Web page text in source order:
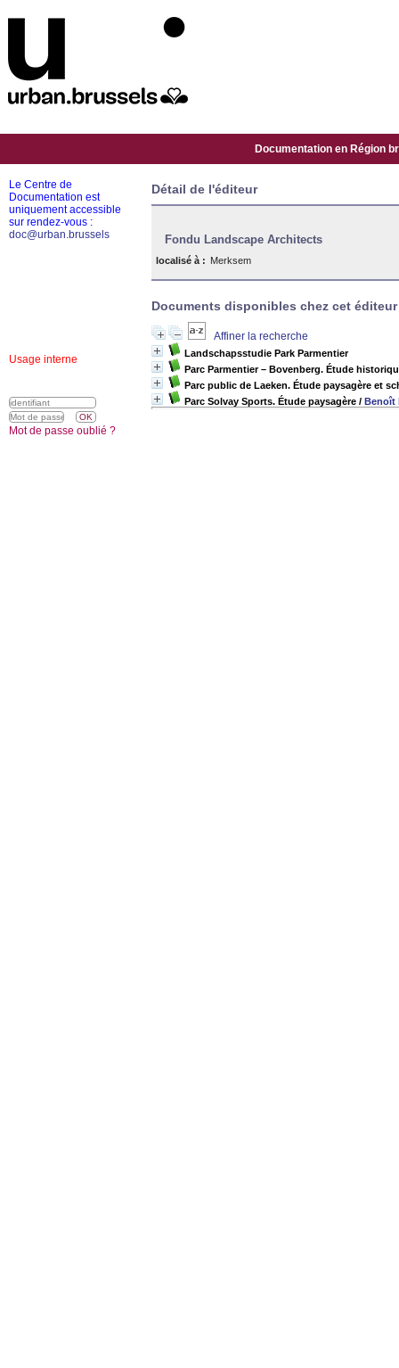
Documentation en Région
Détail de l'éditeur
Fondu Landscape Architects
localisé à : Merksem
Documents disponibles chez cet éditeur
Affiner la recherche
Landschapsstudie Park Parmentier
Parc Parmentier – Bovenberg. Étude
Parc public de Laeken. Étude paysagère et
Parc Solvay Sports. Étude paysagère / Benoît
Le Centre de
Documentation est
uniquement accessible
sur rendez-vous :
doc@urban.brussels
Usage interne
Mot de passe oublié ?